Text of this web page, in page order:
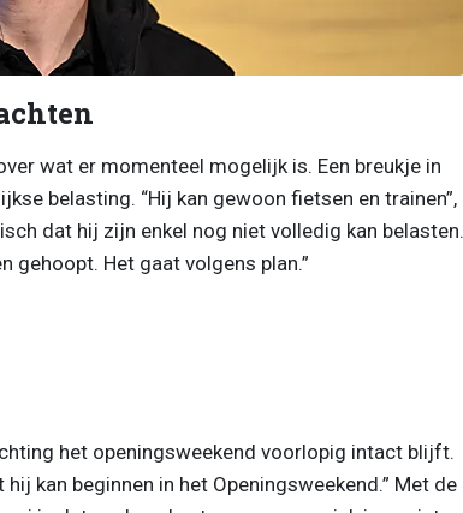
wat er momenteel mogelijk is. Een breukje in
belasting. “Hij kan gewoon fietsen en trainen”,
dat hij zijn enkel nog niet volledig kan belasten.
gehoopt. Het gaat volgens plan.”
het openingsweekend voorlopig intact blijft.
kan beginnen in het Openingsweekend.” Met de